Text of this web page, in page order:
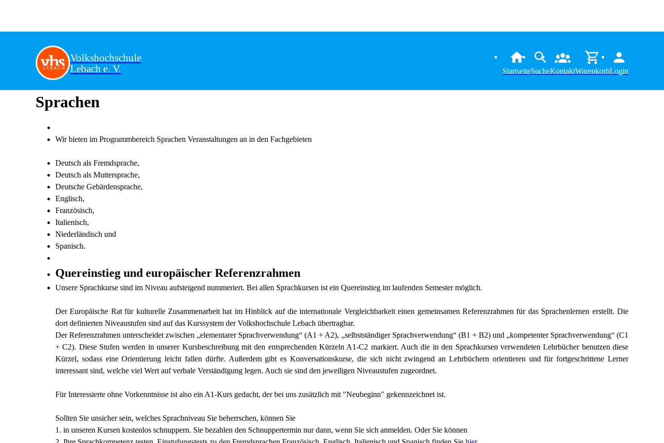
Volkshochschule
Lebach e. V.
StartseiteSucheKontaktWarenkorbLogin
Sprachen
Wir bieten im Programmbereich Sprachen Veranstaltungen an in den Fachgebieten
Deutsch als Fremdsprache,
Deutsch als Muttersprache,
Deutsche Gebärdensprache,
Englisch,
Französisch,
Italienisch,
Niederländisch und
Spanisch.
Quereinstieg und europäischer Referenzrahmen
Unsere Sprachkurse sind im Niveau aufsteigend nummeriert. Bei allen Sprachkursen ist ein Quereinstieg im laufenden Semester möglich.
Der Europäische Rat für kulturelle Zusammenarbeit hat im Hinblick auf die internationale Vergleichbarkeit einen gemeinsamen Referenzrahmen für das Sprachenlernen erstellt. Die
dort definierten Niveaustufen sind auf das Kurssystem der Volkshochschule Lebach übertragbar.
Der Referenzrahmen unterscheidet zwischen „elementarer Sprachverwendung“ (A1 + A2), „selbstständiger Sprachverwendung“ (B1 + B2) und „kompetenter Sprachverwendung“ (C1
+ C2). Diese Stufen werden in unserer Kursbeschreibung mit den entsprechenden Kürzeln A1-C2 markiert. Auch die in den Sprachkursen verwendeten Lehrbücher benutzen diese
Kürzel, sodass eine Orientierung leicht fallen dürfte. Außerdem gibt es Konversationskurse, die sich nicht zwingend an Lehrbüchern orientieren und für fortgeschrittene Lerner
interessant sind, welche viel Wert auf verbale Verständigung legen. Auch sie sind den jeweiligen Niveaustufen zugeordnet.
Für Interessierte ohne Vorkenntnisse ist also ein A1-Kurs gedacht, der bei uns zusätzlich mit "Neubeginn" gekennzeichnet ist.
Sollten Sie unsicher sein, welches Sprachniveau Sie beherrschen, können Sie
1. in unseren Kursen kostenlos schnuppern. Sie bezahlen den Schnuppertermin nur dann, wenn Sie sich anmelden. Oder Sie können